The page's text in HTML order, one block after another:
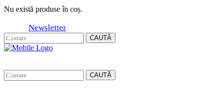
Nu există produse în coș.
Newsletter
CAUTĂ
CAUTĂ